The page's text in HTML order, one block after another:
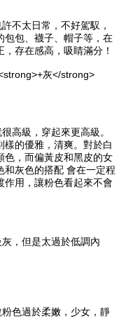
不太日常，不好駕馭，
包包、襪子、帽子等，在
存在感高，吸睛滿分！
灰</strong>
高級，穿起來更高級。
樣的優雅，清爽。對於白
色，而偏黃皮和黑皮的女
和灰色的搭配 會在一定程
作用，讓粉色看起來不會
，但是太過於低調內
色過於柔嫩，少女，靜